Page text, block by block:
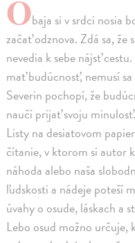
Obaja si v srdci nosia
začať odznova. Zdá sa, že
nevedia k sebe nájsť
mať budúcnosť, nemusí
Severin pochopí, že
naučí prijať svoju minulosť.
Listy na desiatovom
čítanie, v ktorom si autor
náhoda alebo naša
ľudskosti a nádeje poteší
úvahy o osude, láskach a
Lebo osud možno